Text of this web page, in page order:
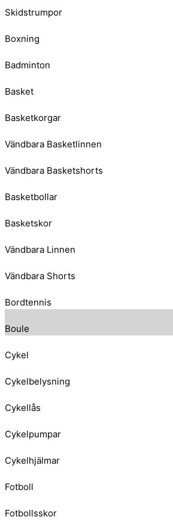
Skidstrumpor
Boxning
Badminton
Basket
Basketkorgar
Vändbara Basketlinnen
Vändbara Basketshorts
Basketbollar
Basketskor
Vändbara Linnen
Vändbara Shorts
Bordtennis
Boule
Cykel
Cykelbelysning
Cykellås
Cykelpumpar
Cykelhjälmar
Fotboll
Fotbollsskor